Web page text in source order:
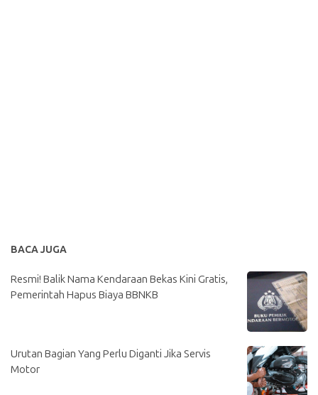
BACA JUGA
Resmi! Balik Nama Kendaraan Bekas Kini Gratis,
Pemerintah Hapus Biaya BBNKB
Urutan Bagian Yang Perlu Diganti Jika Servis
Motor